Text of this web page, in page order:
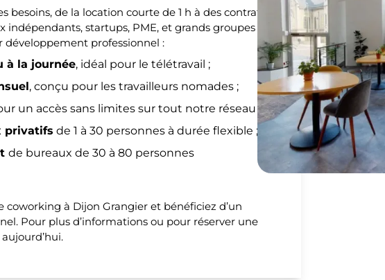
besoins, de la location courte de 1 h à des contrats
indépendants, startups, PME, et grands groupes la
développement professionnel :
à la journée, idéal pour le télétravail ;
, conçu pour les travailleurs nomades ;
un accès sans limites sur tout notre réseau ;
privatifs de 1 à 30 personnes à durée flexible ;
de bureaux de 30 à 80 personnes
coworking à Dijon Grangier et bénéficiez d’un
Pour plus d’informations ou pour réserver une